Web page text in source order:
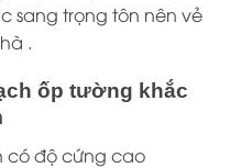
sang trọng tôn nên vẻ
.
ốp tường khắc
có độ cứng cao